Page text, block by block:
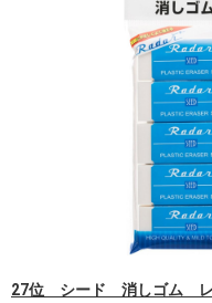
27位 シード 消しゴム レ